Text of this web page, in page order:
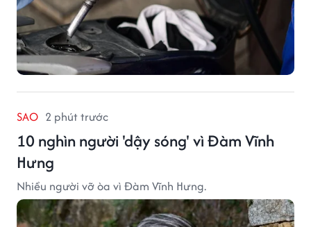
SAO 2 phút trước
10 nghìn người 'dậy sóng' vì Đàm Vĩnh
Hưng
Nhiều người vỡ òa vì Đàm Vĩnh Hưng.